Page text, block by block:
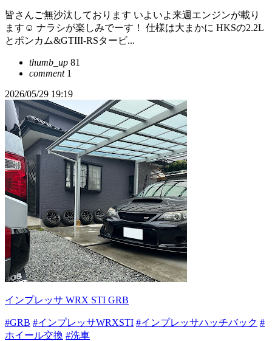
皆さんご無沙汰しております いよいよ来週エンジンが載り
ます☺️ ナラシが楽しみでーす！ 仕様は大まかに HKSの2.2L
とポンカム&GTIII-RSタービ...
thumb_up 81
comment1
2026/05/29 19:19
インプレッサ WRX STI GRB
#GRB #インプレッサWRXSTI #インプレッサハッチバック #
ホイール交換 #洗車